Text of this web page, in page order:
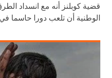
قضية كوبلنز أنه مع انسداد
الوطنية أن تلعب دورا حاسما